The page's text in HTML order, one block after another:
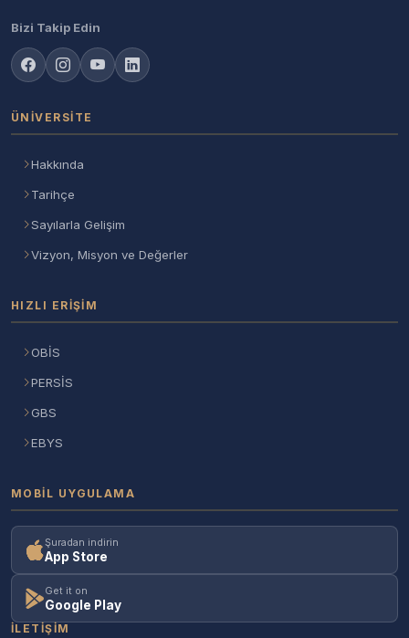
Bizi Takip Edin
ÜNIVERSITE
Hakkında
Tarihçe
Sayılarla Gelişim
Vizyon, Misyon ve Değerler
HIZLI ERIŞIM
OBİS
PERSİS
GBS
EBYS
MOBIL UYGULAMA
Şuradan indirin
App Store
Get it on
Google Play
İLETIŞIM